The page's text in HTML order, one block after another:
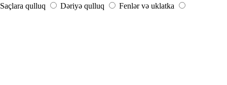
Saçlara qulluq Dəriyə qulluq
Fenlər və uklatka